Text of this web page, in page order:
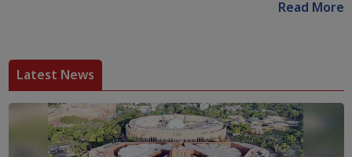
Read More
Latest News